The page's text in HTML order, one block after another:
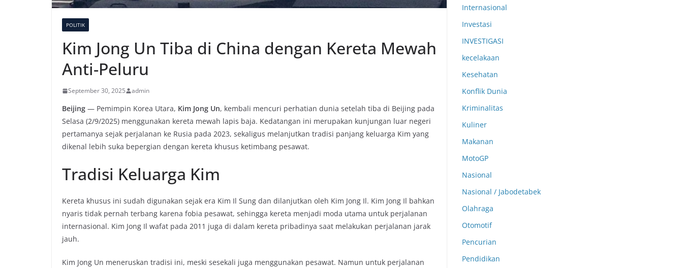
POLITIK
Kim Jong Un Tiba di China dengan Kereta Mewah
Anti-Peluru
September 30, 2025 admin
Beijing — Pemimpin Korea Utara, Kim Jong Un, kembali mencuri perhatian dunia setelah tiba di Beijing pada
Selasa (2/9/2025) menggunakan kereta mewah lapis baja. Kedatangan ini merupakan kunjungan luar negeri
pertamanya sejak perjalanan ke Rusia pada 2023, sekaligus melanjutkan tradisi panjang keluarga Kim yang
dikenal lebih suka bepergian dengan kereta khusus ketimbang pesawat.
Tradisi Keluarga Kim
Kereta khusus ini sudah digunakan sejak era Kim Il Sung dan dilanjutkan oleh Kim Jong Il. Kim Jong Il bahkan
nyaris tidak pernah terbang karena fobia pesawat, sehingga kereta menjadi moda utama untuk perjalanan
internasional. Kim Jong Il wafat pada 2011 juga di dalam kereta pribadinya saat melakukan perjalanan jarak
jauh.
Kim Jong Un meneruskan tradisi ini, meski sesekali juga menggunakan pesawat. Namun untuk perjalanan
Internasional
Investasi
INVESTIGASI
kecelakaan
Kesehatan
Konflik Dunia
Kriminalitas
Kuliner
Makanan
MotoGP
Nasional
Nasional / Jabodetabek
Olahraga
Otomotif
Pencurian
Pendidikan